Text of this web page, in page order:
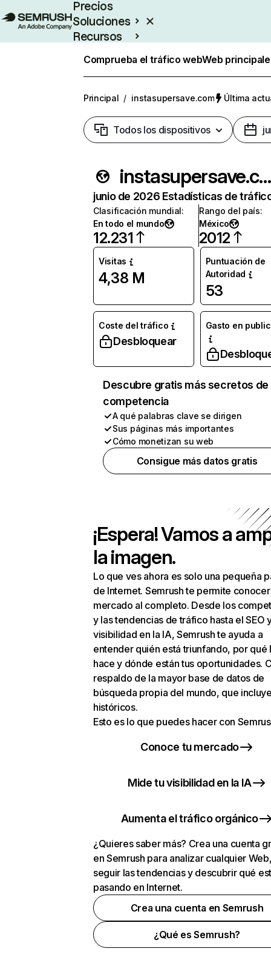
Precios
Soluciones
Recursos
Comprueba el tráfico webWeb
Principal / instasupersave.com Última
Todos los dispositivos
instasupersave.com
junio de 2026 Estadísticas de
Clasificación mundial:
En todo el mundo
12.231
Rango del país:
México
2012
Visitas
4,38 M
Puntuación de
Autoridad
53
Coste del tráfico
Desbloquear
Gasto en
Descubre gratis más secretos de
competencia
A qué palabras clave se dirigen
Sus páginas más importantes
Cómo monetizan su web
Consigue más datos gratis
¡Espera! Vamos a
la imagen.
Lo que ves ahora es solo una pequeña
de Internet. Semrush te permite
mercado al completo. Desde los
y las tendencias de tráfico hasta el SEO
visibilidad en la IA, Semrush te ayuda a
entender quién está triunfando, por qué
hace y dónde están tus oportunidades.
respaldo de la mayor base de datos de
búsqueda propia del mundo, que
históricos.
Esto es lo que puedes hacer con
Conoce tu mercado
Mide tu visibilidad en la IA
Aumenta el tráfico orgánico
¿Quieres saber más? Crea una cuenta
en Semrush para analizar cualquier
seguir las tendencias y descubrir qué
pasando en Internet.
Crea una cuenta en Semrush
¿Qué es Semrush?